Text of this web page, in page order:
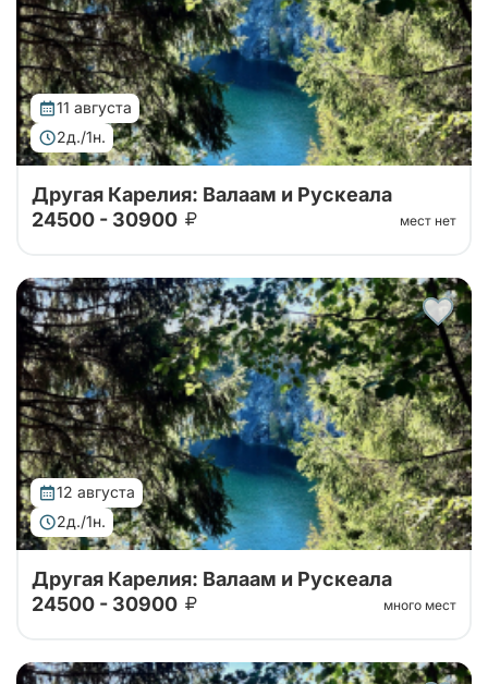
11 августа
2д./1н.
Тур от наших проверенных партнеров. Путешествие
на Валаам, в горный парк Рускеала, к водопадам
Ахвенкоски. Ретропоезд, карельское чаепитие за 2
дня на автобусе.
Другая Карелия: Валаам и Рускеала
24500 - 30900
мест нет
12 августа
2д./1н.
Другая Карелия: Валаам и Рускеала
24500 - 30900
много мест